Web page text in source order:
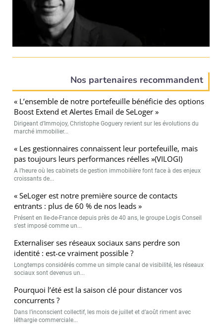
Nos partenaires recommandent
« L’ensemble de notre portefeuille bénéficie des options
Boost Extend et Alertes Email de SeLoger »
Dirigeant d’Immojoy, Christophe Goguery revient sur les évolutions du
marché immobilier...
« Les gestionnaires connaissent leur portefeuille, mais
pas toujours leurs performances réelles »(VILOGI)
A l’heure où les cabinets de gestion immobilière font face à des enjeux
croissants de...
« SeLoger est notre première source de contacts
entrants : plus de 60 % de nos leads »
Présent en Ile-de-France depuis près de 40 ans, le groupe Logis Conseil
s’est imposé comme un...
Externaliser ses réseaux sociaux sans perdre son
identité : est-ce vraiment possible ?
Longtemps considérés comme un simple canal de visibilité, les réseaux
sociaux sont devenus un...
Pourquoi l’été est la saison clé pour distancer vos
concurrents ?
Dans l’inconscient collectif, les mois de juillet et d’août riment avec
léthargie commerciale...